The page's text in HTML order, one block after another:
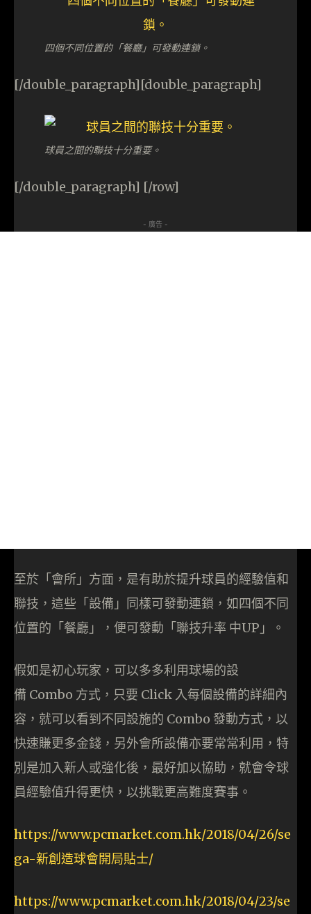
四個不同位置的「餐廳」可發動連鎖。
[/double_paragraph][double_paragraph]
球員之間的聯技十分重要。
[/double_paragraph] [/row]
- 廣告 -
至於「會所」方面，是有助於提升球員的經驗值和
聯技，這些「設備」同樣可發動連鎖，如四個不同
位置的「餐廳」，便可發動「聯技升率 中UP」。
假如是初心玩家，可以多多利用球場的設
備 Combo 方式，只要 Click 入每個設備的詳細內
容，就可以看到不同設施的 Combo 發動方式，以
快速賺更多金錢，另外會所設備亦要常常利用，特
別是加入新人或強化後，最好加以協助，就會令球
員經驗值升得更快，以挑戰更高難度賽事。
https://www.pcmarket.com.hk/2018/04/26/se
ga-新創造球會開局貼士/
https://www.pcmarket.com.hk/2018/04/23/se